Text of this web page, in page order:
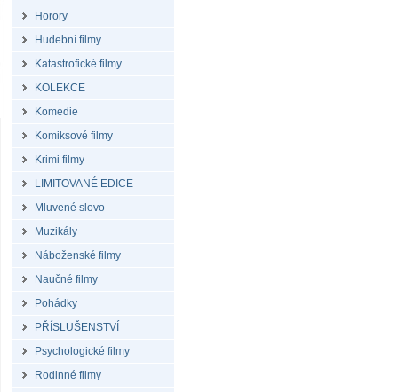
Horory
Hudební filmy
Katastrofické filmy
KOLEKCE
Komedie
Komiksové filmy
Krimi filmy
LIMITOVANÉ EDICE
Mluvené slovo
Muzikály
Náboženské filmy
Naučné filmy
Pohádky
PŘÍSLUŠENSTVÍ
Psychologické filmy
Rodinné filmy